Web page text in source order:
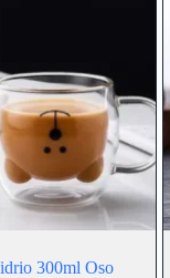
300ml Oso